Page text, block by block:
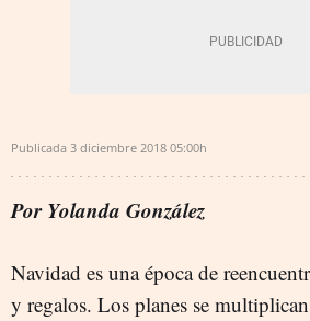
Publicada 3 diciembre 2018 05:00h
Por Yolanda González
Navidad es una época de
y regalos. Los planes se